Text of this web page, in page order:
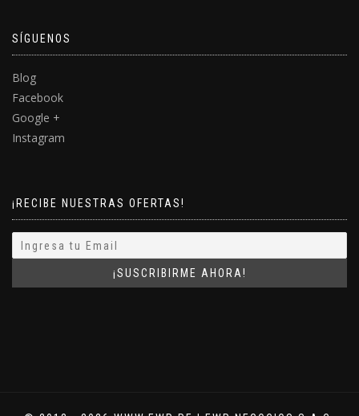
SÍGUENOS
Blog
Facebook
Google +
Instagram
¡RECIBE NUESTRAS OFERTAS!